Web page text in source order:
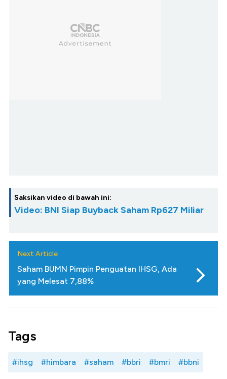
Saksikan video di bawah ini:
Video: BNI Siap Buyback Saham Rp627 Miliar
Next Article
Saham BUMN Pimpin Penguatan IHSG, Ada
yang Melesat 7,88%
Tags
#ihsg #himbara #saham #bbri #bmri #bbni